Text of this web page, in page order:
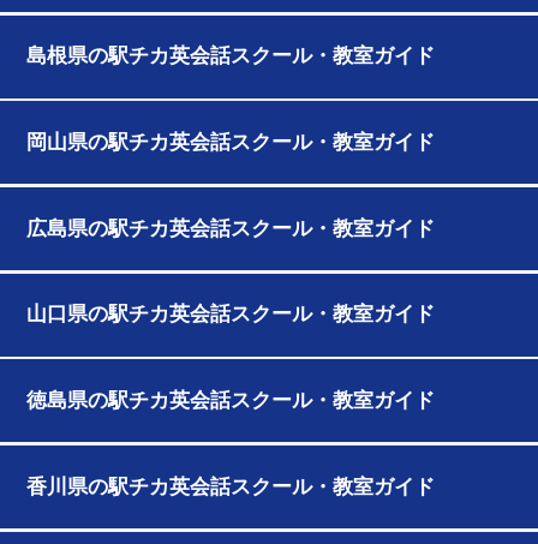
島根県の駅チカ英会話スクール・教室ガイド
岡山県の駅チカ英会話スクール・教室ガイド
広島県の駅チカ英会話スクール・教室ガイド
山口県の駅チカ英会話スクール・教室ガイド
徳島県の駅チカ英会話スクール・教室ガイド
香川県の駅チカ英会話スクール・教室ガイド